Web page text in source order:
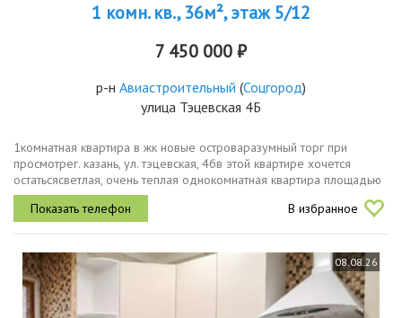
1 комн. кв., 36м², этаж 5/12
7 450 000 ₽
р-н Авиастроительный (Соцгород)
улица Тэцевская 4Б
1комнатная квартира в жк новые островаразумный торг при
просмотрег. казань, ул. тэцевская, 4бв этой квартире хочется
остатьсясветлая, очень теплая однокомнатная квартира площадью
36,8 м² расположена на 6 этаже современного кирпичного дома
2018 года...
В избранное
08.08.26